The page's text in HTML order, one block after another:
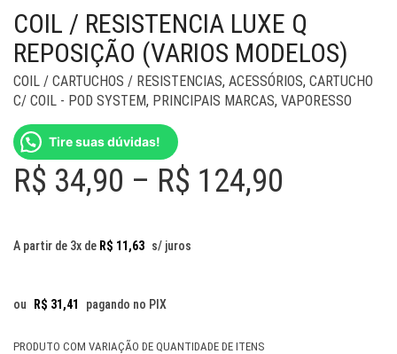
COIL / RESISTENCIA LUXE Q
REPOSIÇÃO (VARIOS MODELOS)
COIL / CARTUCHOS / RESISTENCIAS, ACESSÓRIOS, CARTUCHO
C/ COIL - POD SYSTEM, PRINCIPAIS MARCAS, VAPORESSO
Tire suas dúvidas!
R$ 34,90 – R$ 124,90
A partir de 3x de R$ 11,63 s/ juros
ou R$ 31,41 pagando no PIX
PRODUTO COM VARIAÇÃO DE QUANTIDADE DE ITENS